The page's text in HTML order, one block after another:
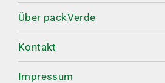
Über packVerde
Kontakt
Impressum